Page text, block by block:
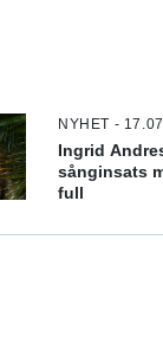
NYHET -
Ingrid
sånginsats
full